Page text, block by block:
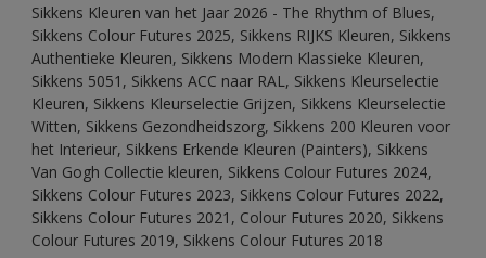
Sikkens Kleuren van het Jaar 2026 - The Rhythm of Blues,
Sikkens Colour Futures 2025, Sikkens RIJKS Kleuren, Sikkens
Authentieke Kleuren, Sikkens Modern Klassieke Kleuren,
Sikkens 5051, Sikkens ACC naar RAL, Sikkens Kleurselectie
Kleuren, Sikkens Kleurselectie Grijzen, Sikkens Kleurselectie
Witten, Sikkens Gezondheidszorg, Sikkens 200 Kleuren voor
het Interieur, Sikkens Erkende Kleuren (Painters), Sikkens
Van Gogh Collectie kleuren, Sikkens Colour Futures 2024,
Sikkens Colour Futures 2023, Sikkens Colour Futures 2022,
Sikkens Colour Futures 2021, Colour Futures 2020, Sikkens
Colour Futures 2019, Sikkens Colour Futures 2018